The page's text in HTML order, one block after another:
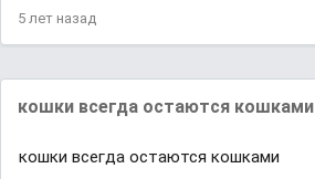
5 лет назад
кошки всегда остаются кошками
кошки всегда остаются кошками